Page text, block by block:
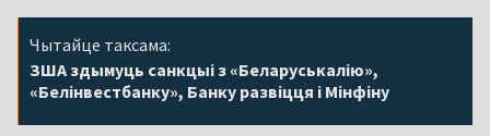
Чытайце таксама:
ЗША здымуць санкцыі з «Беларуськалію»,
«Белінвестбанку», Банку развіцця і Мінфіну